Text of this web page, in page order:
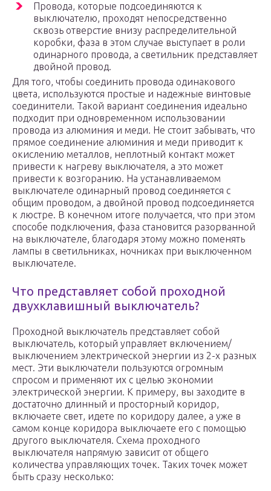
Провода, которые подсоединяются к
выключателю, проходят непосредственно
сквозь отверстие внизу распределительной
коробки, фаза в этом случае выступает в роли
одинарного провода, а светильник представляет
двойной провод.
Для того, чтобы соединить провода одинакового
цвета, используются простые и надежные винтовые
соединители. Такой вариант соединения идеально
подходит при одновременном использовании
провода из алюминия и меди. Не стоит забывать, что
прямое соединение алюминия и меди приводит к
окислению металлов, неплотный контакт может
привести к нагреву выключателя, а это может
привести к возгоранию. На устанавливаемом
выключателе одинарный провод соединяется с
общим проводом, а двойной провод подсоединяется
к люстре. В конечном итоге получается, что при этом
способе подключения, фаза становится разорванной
на выключателе, благодаря этому можно поменять
лампы в светильниках, ночниках при выключенном
выключателе.
Что представляет собой проходной
двухклавишный выключатель?
Проходной выключатель представляет собой
выключатель, который управляет включением/
выключением электрической энергии из 2-х разных
мест. Эти выключатели пользуются огромным
спросом и применяют их с целью экономии
электрической энергии. К примеру, вы заходите в
достаточно длинный и просторный коридор,
включаете свет, идете по коридору далее, а уже в
самом конце коридора выключаете его с помощью
другого выключателя. Схема проходного
выключателя напрямую зависит от общего
количества управляющих точек. Таких точек может
быть сразу несколько: